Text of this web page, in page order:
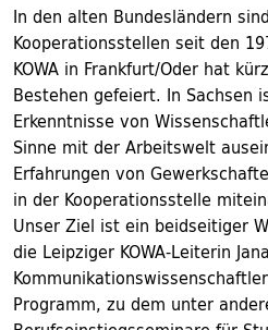
In den alten Bundesländern
Kooperationsstellen seit den
KOWA in Frankfurt/Oder hat
Bestehen gefeiert. In Sachsen
Erkenntnisse von
Sinne mit der Arbeitswelt
Erfahrungen von
in der Kooperationsstelle
Unser Ziel ist ein beidseitiger
die Leipziger KOWA-Leiterin
Programm, zu dem unter